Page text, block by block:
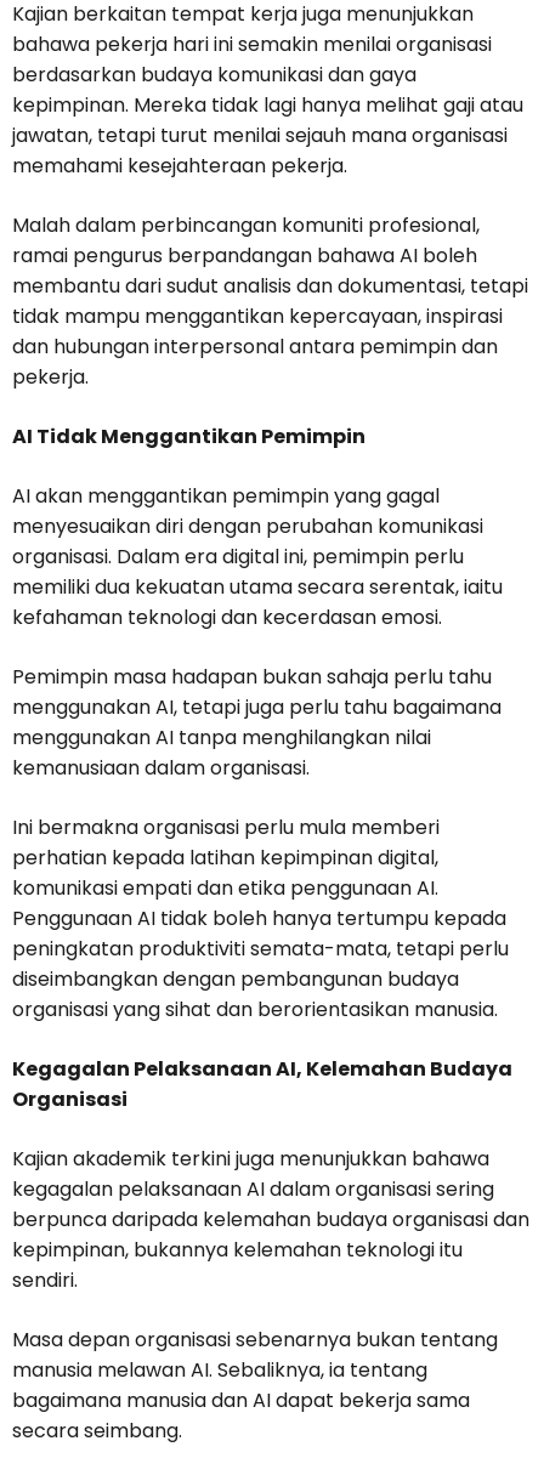
Kajian berkaitan tempat kerja juga menunjukkan
bahawa pekerja hari ini semakin menilai organisasi
berdasarkan budaya komunikasi dan gaya
kepimpinan. Mereka tidak lagi hanya melihat gaji atau
jawatan, tetapi turut menilai sejauh mana organisasi
memahami kesejahteraan pekerja.
Malah dalam perbincangan komuniti profesional,
ramai pengurus berpandangan bahawa AI boleh
membantu dari sudut analisis dan dokumentasi, tetapi
tidak mampu menggantikan kepercayaan, inspirasi
dan hubungan interpersonal antara pemimpin dan
pekerja.
AI Tidak Menggantikan Pemimpin
AI akan menggantikan pemimpin yang gagal
menyesuaikan diri dengan perubahan komunikasi
organisasi. Dalam era digital ini, pemimpin perlu
memiliki dua kekuatan utama secara serentak, iaitu
kefahaman teknologi dan kecerdasan emosi.
Pemimpin masa hadapan bukan sahaja perlu tahu
menggunakan AI, tetapi juga perlu tahu bagaimana
menggunakan AI tanpa menghilangkan nilai
kemanusiaan dalam organisasi.
Ini bermakna organisasi perlu mula memberi
perhatian kepada latihan kepimpinan digital,
komunikasi empati dan etika penggunaan AI.
Penggunaan AI tidak boleh hanya tertumpu kepada
peningkatan produktiviti semata-mata, tetapi perlu
diseimbangkan dengan pembangunan budaya
organisasi yang sihat dan berorientasikan manusia.
Kegagalan Pelaksanaan AI, Kelemahan Budaya
Organisasi
Kajian akademik terkini juga menunjukkan bahawa
kegagalan pelaksanaan AI dalam organisasi sering
berpunca daripada kelemahan budaya organisasi dan
kepimpinan, bukannya kelemahan teknologi itu
sendiri.
Masa depan organisasi sebenarnya bukan tentang
manusia melawan AI. Sebaliknya, ia tentang
bagaimana manusia dan AI dapat bekerja sama
secara seimbang.